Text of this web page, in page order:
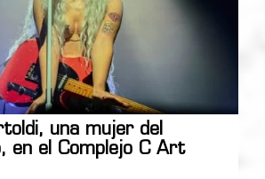
una mujer del
en el Complejo C Art